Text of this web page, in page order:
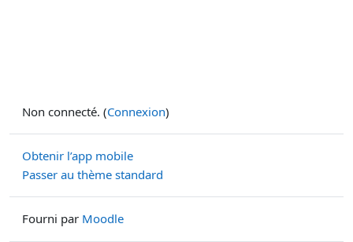
Non connecté. (Connexion)
Obtenir l’app mobile
Passer au thème standard
Fourni par Moodle